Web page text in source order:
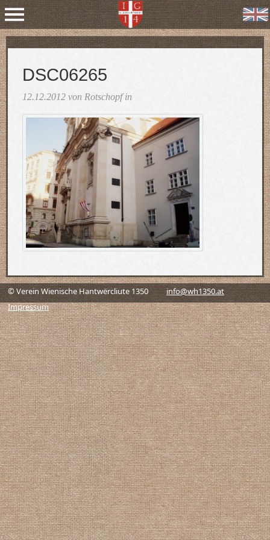
DSC06265
12.12.2012 von Rotschopf in
© Verein Wienische Hantwërcliute 1350
info@wh1350.at
Impressum